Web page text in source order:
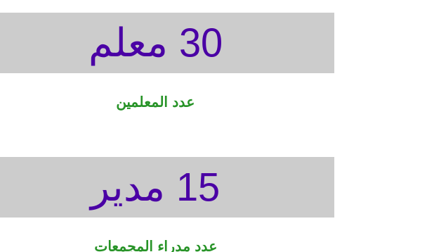
30 معلم
عدد المعلمين
15 مدير
عدد مدراء المجمعات